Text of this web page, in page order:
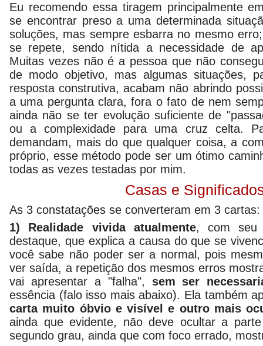
Eu recomendo essa tiragem principalmente
se encontrar preso a uma determinada
soluções, mas sempre esbarra no mesmo
se repete, sendo nítida a necessidade de
Muitas vezes não é a pessoa que não
de modo objetivo, mas algumas situações,
resposta construtiva, acabam não abrindo
a uma pergunta clara, fora o fato de nem
ainda não se ter evolução suficiente de
ou a complexidade para uma cruz celta.
demandam, mais do que qualquer coisa, a
próprio, esse método pode ser um ótimo
todas as vezes testadas por mim.
Casas e
As 3 constatações se converteram em 3 cartas:
1) Realidade vivida atualmente, com seu
destaque, que explica a causa do que se
você sabe não poder ser a normal, pois
ver saída, a repetição dos mesmos erros
vai apresentar a "falha", sem ser
essência (falo isso mais abaixo). Ela também
carta muito óbvio e visível e outro mais
ainda que evidente, não deve ocultar a
segundo grau, ainda que com foco errado,